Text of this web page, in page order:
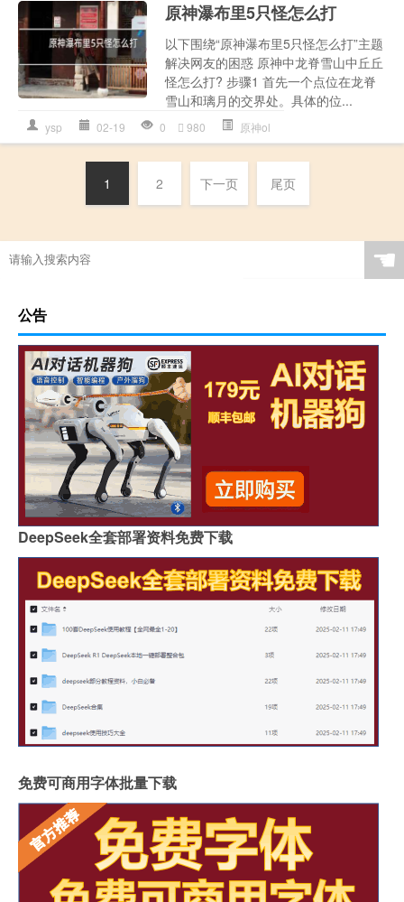
原神瀑布里5只怪怎么打
以下围绕“原神瀑布里5只怪怎么打”主题
解决网友的困惑 原神中龙脊雪山中丘丘
怪怎么打? 步骤1 首先一个点位在龙脊
雪山和璃月的交界处。具体的位...
ysp 02-19 0 980 原神ol
1 2 下一页 尾页
☚
公告
DeepSeek全套部署资料免费下载
免费可商用字体批量下载